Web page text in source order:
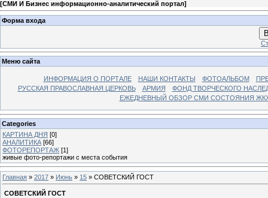
[СМИ И Бизнес информационно-аналитический портал]
Форма входа
Меню сайта
ИНФОРМАЦИЯ О ПОРТАЛЕ НАШИ КОНТАКТЫ ФОТОАЛЬБОМ
РУССКАЯ ПРАВОСЛАВНАЯ ЦЕРКОВЬ
АРМИЯ
ФОНД ТВОРЧЕСКОГО
ЕЖЕДНЕВНЫЙ ОБЗОР СМИ СОСТОЯНИЯ
Categories
КАРТИНА ДНЯ [0]
АНАЛИТИКА [66]
ФОТОРЕПОРТАЖ [1]
живые фото-репортажи с места события
Главная » 2017 » Июнь » 15 » СОВЕТСКИЙ ГОСТ
СОВЕТСКИЙ ГОСТ